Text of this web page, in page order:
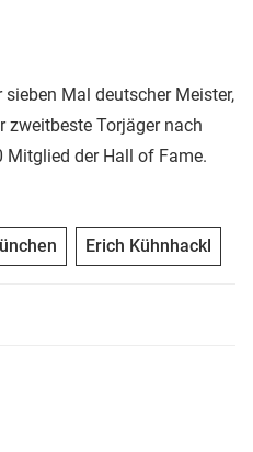
Mal deutscher Meister,
zweitbeste Torjäger nach
Mitglied der Hall of Fame.
Erich Kühnhackl